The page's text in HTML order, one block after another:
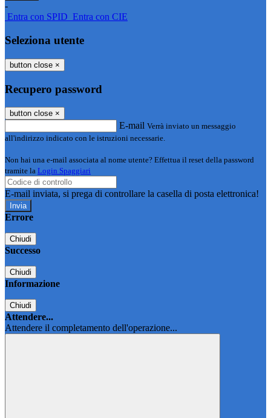
-
Entra con SPID Entra con CIE
Seleziona utente
button close ×
Recupero password
button close ×
E-mail Verrà inviato un messaggio
all'indirizzo indicato con le istruzioni necessarie.
Non hai una e-mail associata al nome utente? Effettua il reset della password
tramite la Login Spaggiari
E-mail inviata, si prega di controllare la casella di posta elettronica!
Errore
Chiudi
Successo
Chiudi
Informazione
Chiudi
Attendere...
Attendere il completamento dell'operazione...